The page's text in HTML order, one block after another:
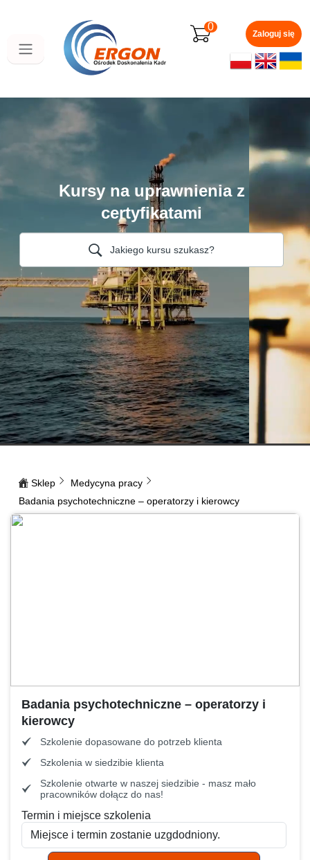
zawartości
0
Zaloguj się
Kursy na uprawnienia z
certyfikatami
Jakiego kursu szukasz?
Sklep
Medycyna pracy
Badania psychotechniczne – operatorzy i kierowcy
Badania psychotechniczne – operatorzy i
kierowcy
Szkolenie dopasowane do potrzeb klienta
Szkolenia w siedzibie klienta
Szkolenie otwarte w naszej siedzibie - masz mało
pracowników dołącz do nas!
Termin i miejsce szkolenia